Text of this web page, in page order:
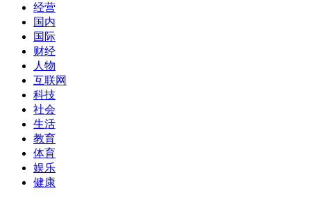
经营
国内
国际
财经
人物
互联网
科技
社会
生活
教育
体育
娱乐
健康